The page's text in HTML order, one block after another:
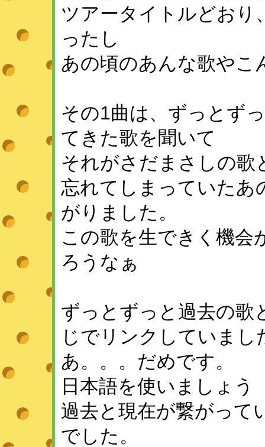
ツアータイトルどおり
ったし
あの頃のあんな歌やこ
その1曲は、ずっとず
てきた歌を聞いて
それがさだまさしの歌
忘れてしまっていたあ
がりました。
この歌を生できく機会
ろうなぁ
ずっとずっと過去の歌
じでリンクしていまし
あ。。。だめです。
日本語を使いましょう
過去と現在が繋がって
でした。